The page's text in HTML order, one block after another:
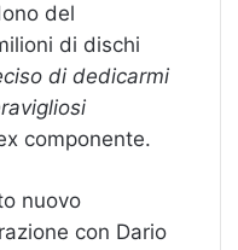
del
di dischi
di dedicarmi
componente.
nuovo
con Dario